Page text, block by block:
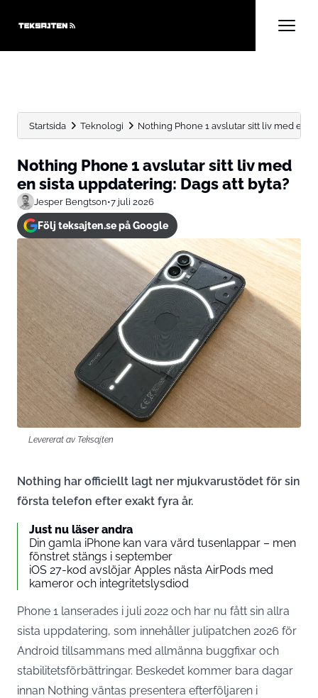
Startsida Teknologi Nothing Phone 1 avslutar sitt liv med en
Nothing Phone 1 avslutar sitt liv med
en sista uppdatering: Dags att byta?
Jesper Bengtson•7 juli 2026
Följ teksajten.se på Google
Levererat av Teksajten
Nothing har officiellt lagt ner mjukvarustödet för sin
första telefon efter exakt fyra år.
Just nu läser andra
Din gamla iPhone kan vara värd tusenlappar – men
fönstret stängs i september
iOS 27-kod avslöjar Apples nästa AirPods med
kameror och integritetslysdiod
Phone 1 lanserades i juli 2022 och har nu fått sin allra
sista uppdatering, som innehåller julipatchen 2026 för
Android tillsammans med allmänna buggfixar och
stabilitetsförbättringar. Beskedet kommer bara dagar
innan Nothing väntas presentera efterföljaren i